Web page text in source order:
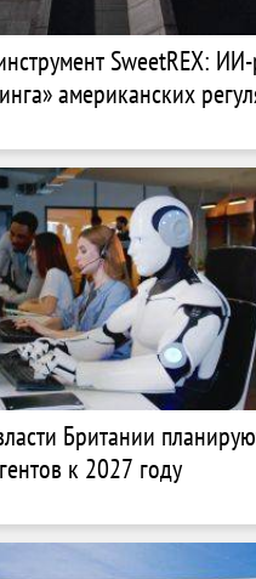
SweetREX:
американских
Британии
к 2027 году